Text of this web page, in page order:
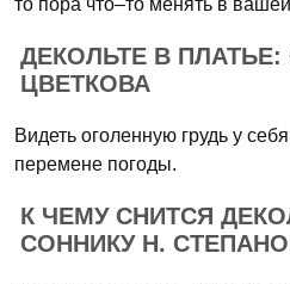
то пора что–то менять в
ДЕКОЛЬТЕ В
ЦВЕТКОВА
Видеть оголенную грудь у
перемене погоды.
К ЧЕМУ СНИТСЯ
СОННИКУ Н.